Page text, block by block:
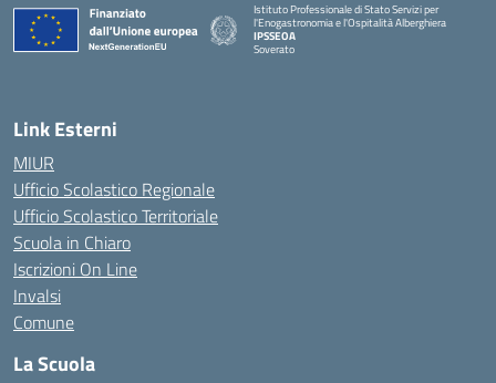
Istituto Professionale di Stato Servizi per
l'Enogastronomia e l'Ospitalità Alberghiera
IPSSEOA
Soverato
Link Esterni
MIUR
Ufficio Scolastico Regionale
Ufficio Scolastico Territoriale
Scuola in Chiaro
Iscrizioni On Line
Invalsi
Comune
La Scuola